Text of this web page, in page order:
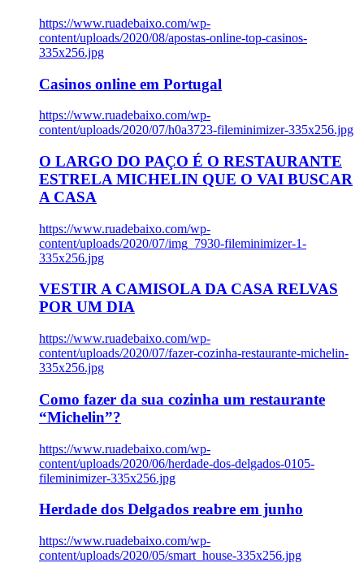
https://www.ruadebaixo.com/wp-
content/uploads/2020/08/apostas-online-top-casinos-
335x256.jpg
Casinos online em Portugal
https://www.ruadebaixo.com/wp-
content/uploads/2020/07/h0a3723-fileminimizer-335x256.jpg
O LARGO DO PAÇO É O RESTAURANTE
ESTRELA MICHELIN QUE O VAI BUSCAR
A CASA
https://www.ruadebaixo.com/wp-
content/uploads/2020/07/img_7930-fileminimizer-1-
335x256.jpg
VESTIR A CAMISOLA DA CASA RELVAS
POR UM DIA
https://www.ruadebaixo.com/wp-
content/uploads/2020/07/fazer-cozinha-restaurante-michelin-
335x256.jpg
Como fazer da sua cozinha um restaurante
“Michelin”?
https://www.ruadebaixo.com/wp-
content/uploads/2020/06/herdade-dos-delgados-0105-
fileminimizer-335x256.jpg
Herdade dos Delgados reabre em junho
https://www.ruadebaixo.com/wp-
content/uploads/2020/05/smart_house-335x256.jpg